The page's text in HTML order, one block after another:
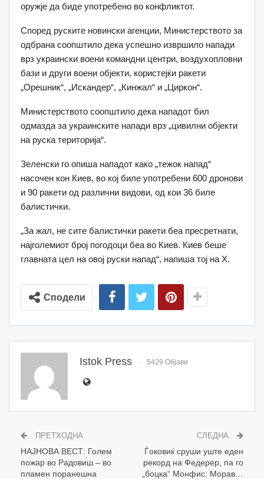
оружје да биде употребено во конфликтот.
Според руските новински агенции, Министерството за
одбрана соопштило дека успешно извршило напади
врз украински воени командни центри, воздухопловни
бази и други воени објекти, користејќи ракети
„Орешник“, „Искандер“, „Кинжал“ и „Циркон“.
Министерството соопштило дека нападот бил
одмазда за украинските напади врз „цивилни објекти
на руска територија“.
Зеленски го опиша нападот како „тежок напад“
насочен кон Киев, во кој биле употребени 600 дронови
и 90 ракети од различни видови, од кои 36 биле
балистички.
„За жал, не сите балистички ракети беа пресретнати,
најголемиот број погодоци беа во Киев. Киев беше
главната цел на овој руски напад“, напиша тој на X.
Сподели
Istok Press 5429 Објави
ПРЕТХОДНА
НАЈНОВА ВЕСТ: Голем
пожар во Радовиш – во
пламен поранешна
СЛЕДНА
Ѓоковиќ сруши уште еден
рекорд на Федерер, па го
„боцка“ Монфис: Морав…